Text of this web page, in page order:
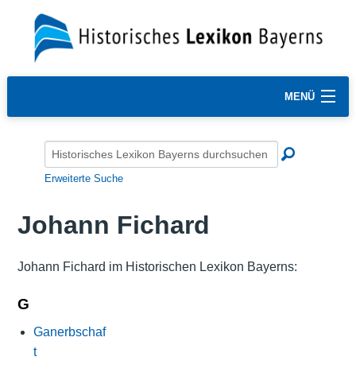
MENÜ
Erweiterte Suche
Johann Fichard
Johann Fichard im Historischen Lexikon Bayerns:
G
Ganerbschaf
t